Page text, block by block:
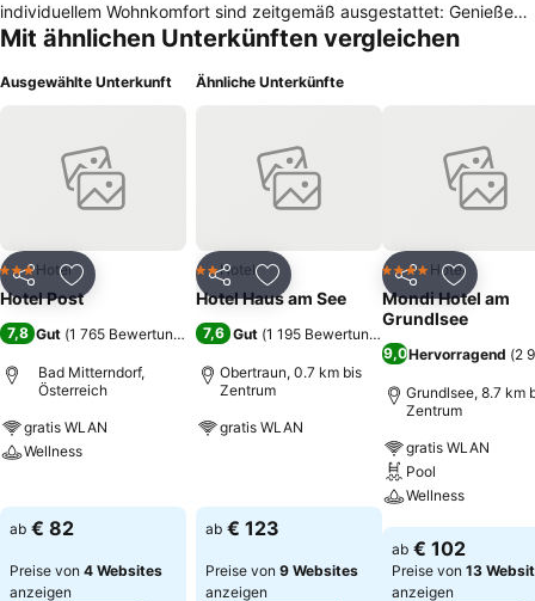
individuellem Wohnkomfort sind zeitgemäß ausgestattet: Genießen
Sie neben Gaumenfreuden in unserem Restaurant auch kühle
aber feiner Saunabereich mit Finnischer Sauna, Infrarotkabine und
Kostenloses W-Lan befindet sich im ganzen Hotel
Mit ähnlichen Unterkünften vergleichen
Ausgewählte Unterkunft
Teilen Zu Favoriten hinzufügen
3 SterneHotel
Hotel Post
7,8 Gut (1 765 Bewertungen
Bad Mitterndorf,
Österreich
gratis WLAN
Wellness
ab € 82
Preise von 4 Websites
anzeigen
Ähnliche Unterkünfte
Teilen Zu Favoriten hinzufügen
2 Sterne
Hotel
Hotel Haus am See
7,6 Gut (1 195 Bewertungen
Obertraun, 0.7 km bis
Zentrum
gratis WLAN
ab € 123
Preise von 9 Websites
anzeigen
Teilen Zu
4 SterneHotel
Mondi Hotel am
Grundlsee
9,0Hervorragend (2
Grundlsee, 8.7 km
Zentrum
gratis WLAN
Pool
Wellness
Preise sehen
ab € 102
Preise von 13
anzeigen